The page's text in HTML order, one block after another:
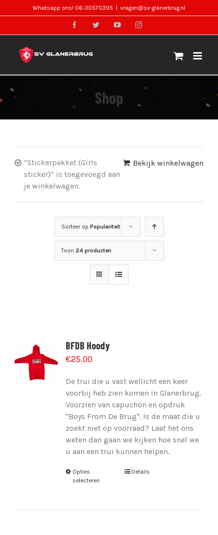
to
Whatsapp ons! 06-30570395 vragen@sv-glanerbrug.nl
facebooktwitter youtubeinstagram
Shop
Bekijk winkelwagen
“Stickerpakket (Girls
sticker)” is toegevoegd aan
je winkelwagen.
Sorteer op Populariteit
Toon 24 producten
BFDB Hoody
€25.00
De trui die u vast wellicht een keer
voorbij heb zien komen in Glanerbrug.
Voorzien van capuchon en opdruk
"Boys From De Brug". Is de maat die u
zoekt niet op voorraad? Laat het ons
weten dan gaan we kijken hoe snel we
u aan een trui kunnen helpen.
Opties
selecteren
Details